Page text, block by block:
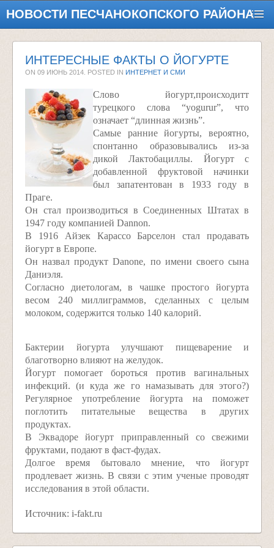
НОВОСТИ ПЕСЧАНОКОПСКОГО РАЙОНА
ИНТЕРЕСНЫЕ ФАКТЫ О ЙОГУРТЕ
ON 09 ИЮНЬ 2014 . POSTED IN ИНТЕРНЕТ И СМИ
Слово йогурт,происходитт
турецкого слова “yogurur”, что
означает “длинная жизнь”.
Самые ранние йогурты, вероятно,
спонтанно образовывались из-за
дикой Лактобациллы. Йогурт с
добавленной фруктовой начинки
был запатентован в 1933 году в
Праге.
Он стал производиться в Соединенных Штатах в
1947 году компанией Dannon.
В 1916 Айзек Карассо Барселон стал продавать
йогурт в Европе.
Он назвал продукт Danone, по имени своего сына
Даниэля.
Согласно диетологам, в чашке простого йогурта
весом 240 миллиграммов, сделанных с целым
молоком, содержится только 140 калорий.
Бактерии йогурта улучшают пищеварение и
благотворно влияют на желудок.
Йогурт помогает бороться против вагинальных
инфекций. (и куда же го намазывать для этого?)
Регулярное употребление йогурта на поможет
поглотить питательные вещества в других
продуктах.
В Эквадоре йогурт приправленный со свежими
фруктами, подают в фаст-фудах.
Долгое время бытовало мнение, что йогурт
продлевает жизнь. В связи с этим ученые проводят
исследования в этой области.
Источник: i-fakt.ru